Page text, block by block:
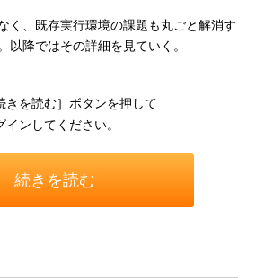
く、既存実行環境の課題も丸ごと解消す
以降ではその詳細を見ていく。
きを読む］ボタンを押して
ンしてください。
続きを読む